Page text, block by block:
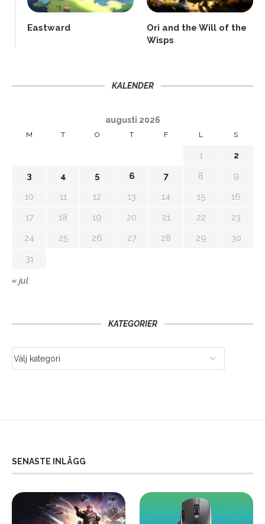
Eastward
Ori and the Will of the
Wisps
KALENDER
augusti 2026
M T O T F L S
1
2
3
4 5 6 7 8
9
10
11 12 13 14 15
16
17
18 19 20 21 22
23
24
25 26 27 28 29
30
31
« jul
KATEGORIER
SENASTE INLÄGG